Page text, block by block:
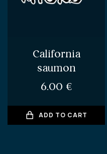
California
saumon
6.00 €
ADD TO CART